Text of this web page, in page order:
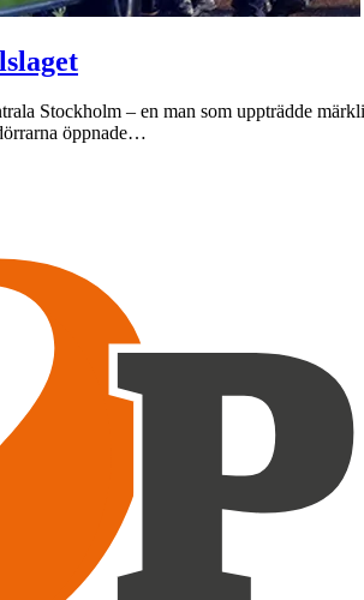
Stockholm – en man som uppträdde
öppnade…